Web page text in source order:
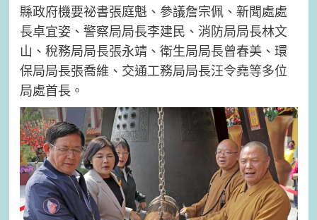
縣政府機要祕書張庭魁、參議詹宗佩、新聞處處
長卓宜姿、警察局局長李建民、消防局局長林文
山、稅務局局長張永靖、衛生局局長曾春美、環
保局局長張喬維、交通工務局局長汪令堯等多位
局處首長。